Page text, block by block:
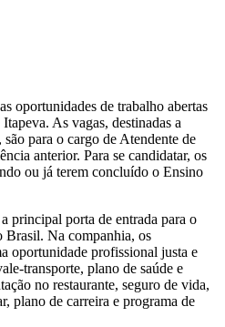
oportunidades de trabalho abertas
As vagas, destinadas a
para o cargo de Atendente de
anterior. Para se candidatar, os
ou já terem concluído o Ensino
principal porta de entrada para o
Brasil. Na companhia, os
oportunidade profissional justa e
transporte, plano de saúde e
no restaurante, seguro de vida,
plano de carreira e programa de